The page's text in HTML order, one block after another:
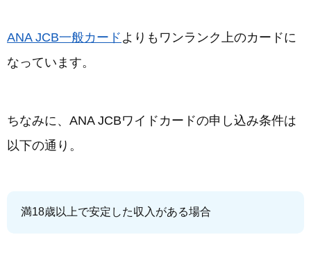
ANA JCB一般カード よりもワンランク上のカードに
なっています。
ちなみに、ANA JCBワイドカードの申し込み条件は
以下の通り。
満18歳以上で安定した収入がある場合